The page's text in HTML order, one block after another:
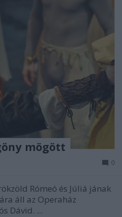
mögött
0
Rómeó és Júliá jának
áll az Operaház
Dávid. ...